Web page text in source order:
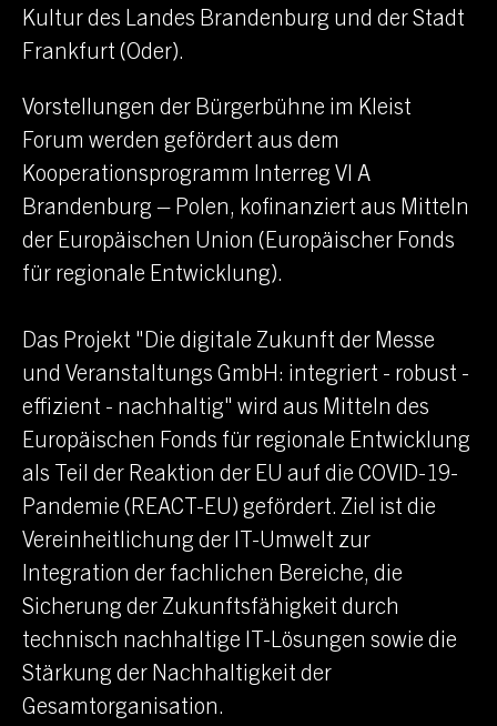
Kultur des Landes Brandenburg und der Stadt
Frankfurt (Oder)
Vorstellungen der Bürgerbühne im Kleist
Forum werden gefördert aus dem
Kooperationsprogramm Interreg VI A
Brandenburg – Polen, kofinanziert aus Mitteln
der Europäischen Union (Europäischer Fonds
für regionale Entwicklung).
Das Projekt "Die digitale Zukunft der Messe
und Veranstaltungs GmbH: integriert - robust -
effizient - nachhaltig" wird aus Mitteln des
Europäischen Fonds für regionale Entwicklung
als Teil der Reaktion der EU auf die COVID-19-
Pandemie (REACT-EU) gefördert. Ziel ist die
Vereinheitlichung der IT-Umwelt zur
Integration der fachlichen Bereiche, die
Sicherung der Zukunftsfähigkeit durch
technisch nachhaltige IT-Lösungen sowie die
Stärkung der Nachhaltigkeit der
Gesamtorganisation.